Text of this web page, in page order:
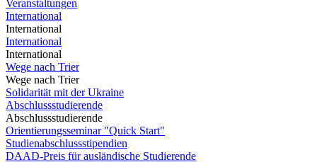
Veranstaltungen
International
International
International
International
Wege nach Trier
Wege nach Trier
Solidarität mit der Ukraine
Abschlussstudierende
Abschlussstudierende
Orientierungsseminar "Quick Start"
Studienabschlussstipendien
DAAD-Preis für ausländische Studierende